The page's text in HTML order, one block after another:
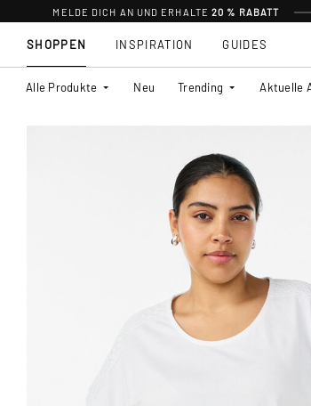
MELDE DICH AN UND ERHALTE20 % RABATT
SHOPPEN
Alle Produkte Neu Trending Aktuelle
INSPIRATION GUIDES